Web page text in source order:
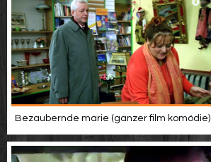
Bezaubernde marie (ganzer film komödie)